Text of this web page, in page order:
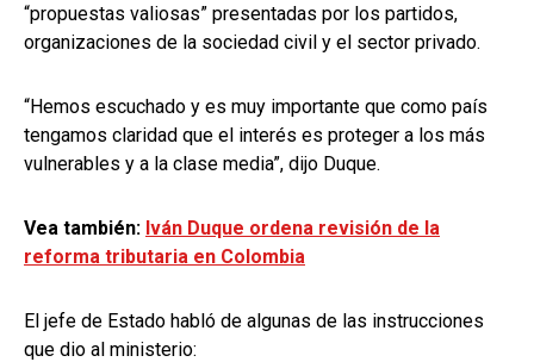
“propuestas valiosas” presentadas por los partidos,
organizaciones de la sociedad civil y el sector privado.
“Hemos escuchado y es muy importante que como país
tengamos claridad que el interés es proteger a los más
vulnerables y a la clase media”, dijo Duque.
Vea también: Iván Duque ordena revisión de la
reforma tributaria en Colombia
El jefe de Estado habló de algunas de las instrucciones
que dio al ministerio: